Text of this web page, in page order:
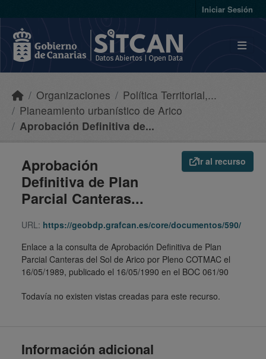
Iniciar Sesión
Organizaciones
Política Territorial,...
Planeamiento urbanístico de Arico
Aprobación Definitiva de...
Ir al recurso
Aprobación
Definitiva de Plan
Parcial Canteras...
URL: https://geobdp.grafcan.es/core/documentos/590/
Enlace a la consulta de Aprobación Definitiva de Plan
Parcial Canteras del Sol de Arico por Pleno COTMAC el
16/05/1989, publicado el 16/05/1990 en el BOC 061/90
Todavía no existen vistas creadas para este recurso.
Información adicional